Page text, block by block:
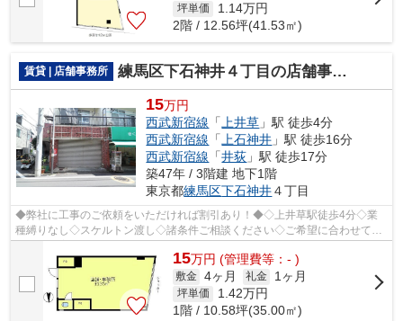
坪単価 1.14万円
2階 / 12.56坪(41.53㎡)
賃貸 | 店舗事務所 練馬区下石神井４丁目の店舗事務所
15万円
西武新宿線 「 上井草 」駅 徒歩4分
西武新宿線 「 上石神井 」駅 徒歩16分
西武新宿線 「井荻 」駅 徒歩17分
築47年 / 3階建 地下1階
東京都練馬区下石神井４丁目
◆弊社に工事のご依頼をいただければ割引あり！◆◇上井草駅徒歩4分◇業
種縛りなし◇スケルトン渡し◇諸条件ご相談ください◇ご希望に合わせて物
15万円 (管理費等：- )
敷金 4ヶ月 礼金 1ヶ月
坪単価 1.42万円
1階 / 10.58坪(35.00㎡)